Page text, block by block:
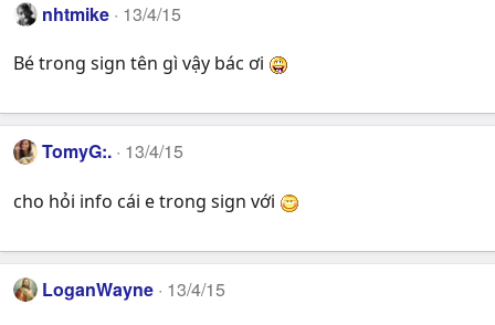
nhtmike 13/4/15
Bé trong sign tên gì vậy bác ơi
TomyG:. 13/4/15
cho hỏi info cái e trong sign với
LoganWayne 13/4/15